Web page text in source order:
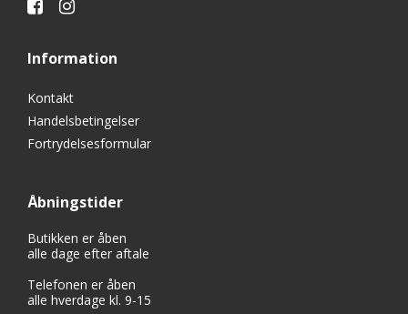
Information
Kontakt
Handelsbetingelser
Fortrydelsesformular
Åbningstider
Butikken er åben
alle dage efter aftale
Telefonen er åben
alle hverdage kl. 9-15